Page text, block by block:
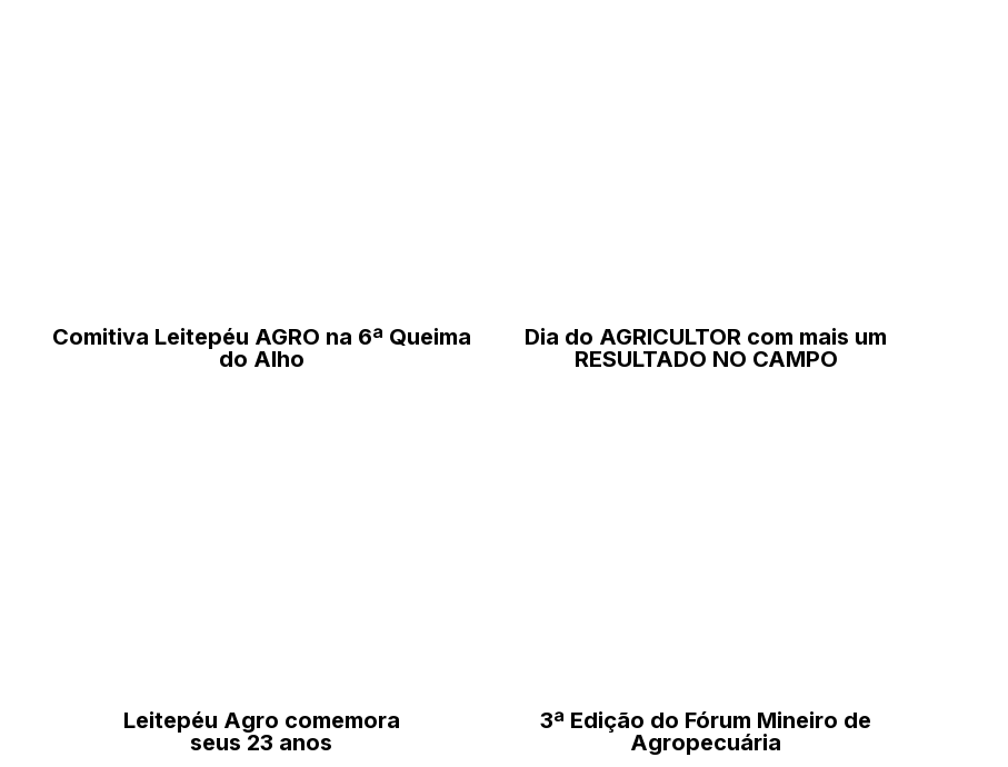
Comitiva Leitepéu AGRO na 6ª Queima
do Alho
Dia do AGRICULTOR com mais um
RESULTADO NO CAMPO
Leitepéu Agro comemora
seus 23 anos
3ª Edição do Fórum Mineiro de
Agropecuária